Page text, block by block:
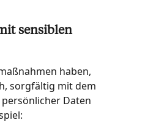
sensiblen
haben,
sorgfältig mit dem
Daten